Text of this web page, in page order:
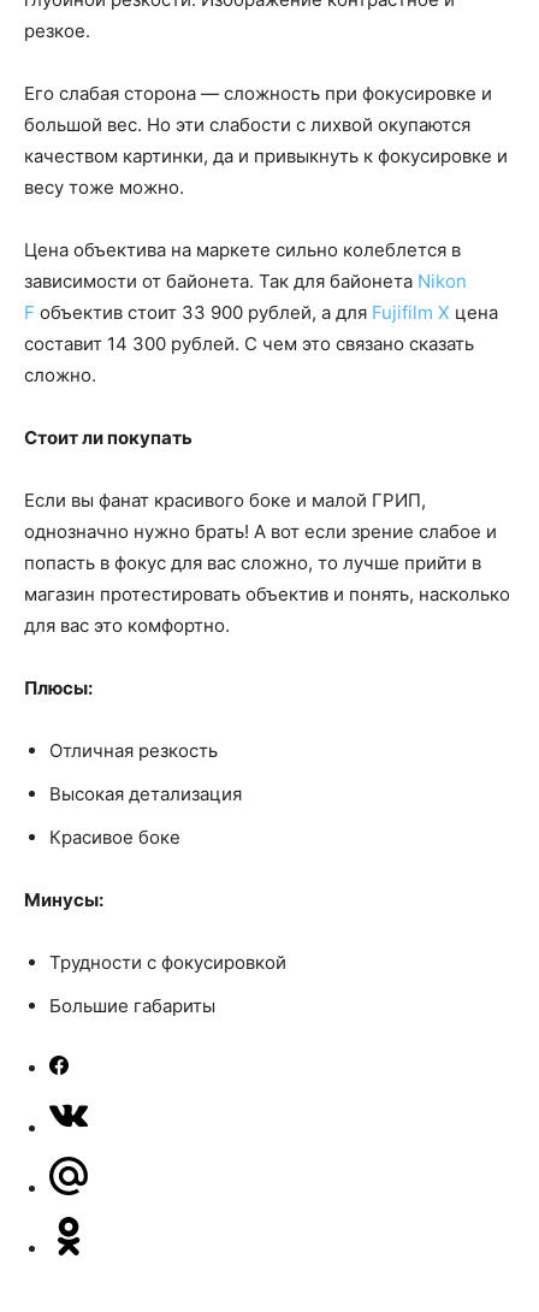
резкое.
Его слабая сторона — сложность при фокусировке и
большой вес. Но эти слабости с лихвой окупаются
качеством картинки, да и привыкнуть к фокусировке и
весу тоже можно.
Цена объектива на маркете сильно колеблется в
зависимости от байонета. Так для байонета Nikon
F объектив стоит 33 900 рублей, а для Fujifilm X цена
составит 14 300 рублей. С чем это связано сказать
сложно.
Стоит ли покупать
Если вы фанат красивого боке и малой ГРИП,
однозначно нужно брать! А вот если зрение слабое и
попасть в фокус для вас сложно, то лучше прийти в
магазин протестировать объектив и понять, насколько
для вас это комфортно.
Плюсы:
Отличная резкость
Высокая детализация
Красивое боке
Минусы:
Трудности с фокусировкой
Большие габариты